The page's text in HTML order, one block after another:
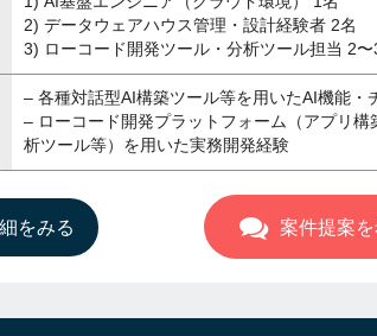
2) データウェアハウス管理・設計経験者 2名
3) ローコード開発ツール・分析ツール担当 2〜
– 各種対話型AI構築ツール等を用いたAI機能・
– ローコード開発プラットフォーム（アプリ
析ツール等）を用いた実務開発経験
をみる 案件提案を